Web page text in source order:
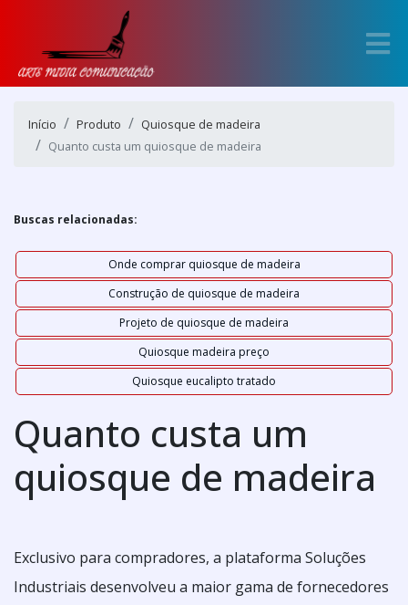
Início Produto
Quiosque de madeira
Quanto custa um quiosque de madeira
Buscas relacionadas:
Onde comprar quiosque de madeira
Construção de quiosque de madeira
Projeto de quiosque de madeira
Quiosque madeira preço
Quiosque eucalipto tratado
Quanto custa um
quiosque de madeira
Exclusivo para compradores, a plataforma Soluções
Industriais desenvolveu a maior gama de fornecedores